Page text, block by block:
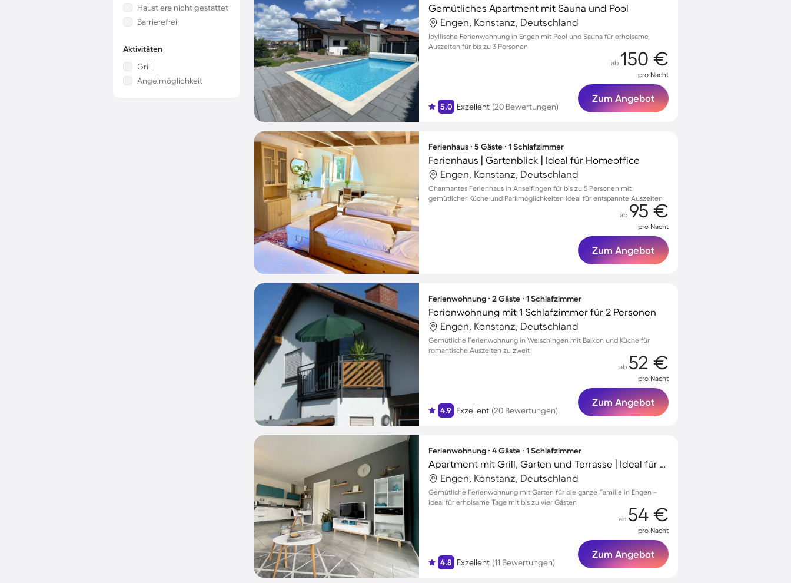
Haustiere nicht gestattet
Barrierefrei
Aktivitäten
Grill
Angelmöglichkeit
Gemütliches Apartment mit Sauna und Pool
Engen, Konstanz, Deutschland
Idyllische Ferienwohnung in Engen mit Pool und Sauna für erholsame
Auszeiten für bis zu 3 Personen
5.0 Exzellent (20 Bewertungen)
ab 150 €
pro Nacht
Zum Angebot
Ferienhaus ∙ 5 Gäste ∙ 1 Schlafzimmer
Ferienhaus | Gartenblick | Ideal für Homeoffice
Engen, Konstanz, Deutschland
Charmantes Ferienhaus in Anselfingen für bis zu 5 Personen mit
gemütlicher Küche und Parkmöglichkeiten ideal für entspannte Auszeiten
ab 95 €
pro Nacht
Zum Angebot
Ferienwohnung ∙ 2 Gäste ∙ 1 Schlafzimmer
Ferienwohnung mit 1 Schlafzimmer für 2 Personen
Engen, Konstanz, Deutschland
Gemütliche Ferienwohnung in Welschingen mit Balkon und Küche für
romantische Auszeiten zu zweit
4.9 Exzellent (20 Bewertungen)
ab 52 €
pro Nacht
Zum Angebot
Ferienwohnung ∙ 4 Gäste ∙ 1 Schlafzimmer
Apartment mit Grill, Garten und Terrasse | Ideal für Homeoffice
Engen, Konstanz, Deutschland
Gemütliche Ferienwohnung mit Garten für die ganze Familie in Engen –
ideal für erholsame Tage mit bis zu vier Gästen
4.8 Exzellent (11 Bewertungen)
ab 54 €
pro Nacht
Zum Angebot